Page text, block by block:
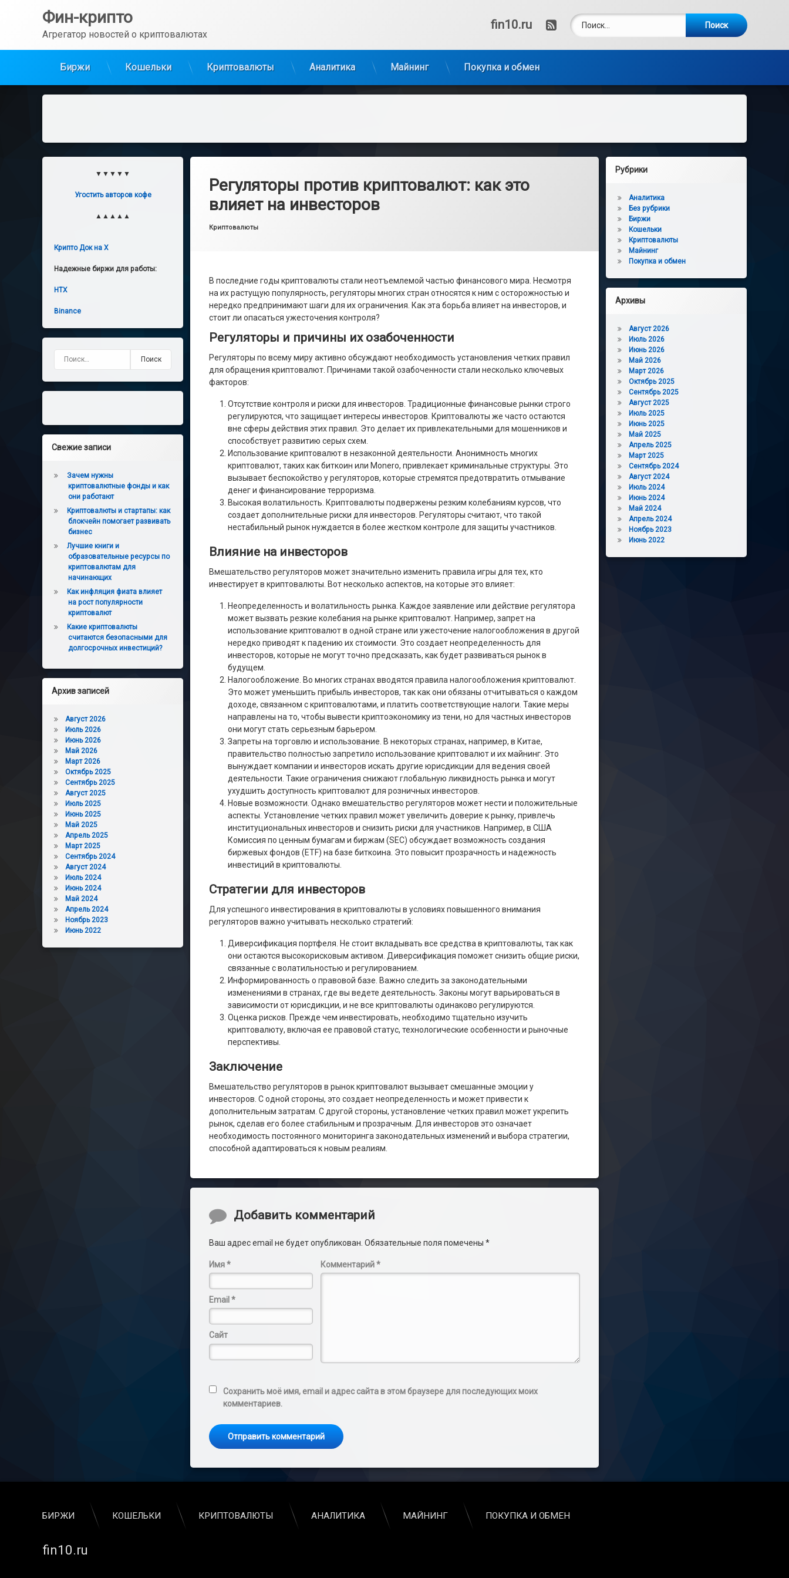
содержимому
Фин-крипто
Агрегатор новостей о криптовалютах
Тел:
fin10.ru RSSНайти:
Биржи Кошельки Криптовалюты Аналитика Майнинг Покупка и обмен
Регуляторы против криптовалют: как это
влияет на инвесторов
Опубликовано
от
Рубрики:
Криптовалюты
В последние годы криптовалюты стали неотъемлемой частью финансового мира. Несмотря
на их растущую популярность, регуляторы многих стран относятся к ним с осторожностью и
нередко предпринимают шаги для их ограничения. Как эта борьба влияет на инвесторов, и
стоит ли опасаться ужесточения контроля?
Регуляторы и причины их озабоченности
Регуляторы по всему миру активно обсуждают необходимость установления четких правил
для обращения криптовалют. Причинами такой озабоченности стали несколько ключевых
факторов:
Отсутствие контроля и риски для инвесторов. Традиционные финансовые рынки строго
регулируются, что защищает интересы инвесторов. Криптовалюты же часто остаются
вне сферы действия этих правил. Это делает их привлекательными для мошенников и
способствует развитию серых схем.
Использование криптовалют в незаконной деятельности. Анонимность многих
криптовалют, таких как биткоин или Monero, привлекает криминальные структуры. Это
вызывает беспокойство у регуляторов, которые стремятся предотвратить отмывание
денег и финансирование терроризма.
Высокая волатильность. Криптовалюты подвержены резким колебаниям курсов, что
создает дополнительные риски для инвесторов. Регуляторы считают, что такой
нестабильный рынок нуждается в более жестком контроле для защиты участников.
Влияние на инвесторов
Вмешательство регуляторов может значительно изменить правила игры для тех, кто
инвестирует в криптовалюты. Вот несколько аспектов, на которые это влияет:
Неопределенность и волатильность рынка. Каждое заявление или действие регулятора
может вызвать резкие колебания на рынке криптовалют. Например, запрет на
использование криптовалют в одной стране или ужесточение налогообложения в другой
нередко приводят к падению их стоимости. Это создает неопределенность для
инвесторов, которые не могут точно предсказать, как будет развиваться рынок в
будущем.
Налогообложение. Во многих странах вводятся правила налогообложения криптовалют.
Это может уменьшить прибыль инвесторов, так как они обязаны отчитываться о каждом
доходе, связанном с криптовалютами, и платить соответствующие налоги. Такие меры
направлены на то, чтобы вывести криптоэкономику из тени, но для частных инвесторов
они могут стать серьезным барьером.
Запреты на торговлю и использование. В некоторых странах, например, в Китае,
правительство полностью запретило использование криптовалют и их майнинг. Это
вынуждает компании и инвесторов искать другие юрисдикции для ведения своей
деятельности. Такие ограничения снижают глобальную ликвидность рынка и могут
ухудшить доступность криптовалют для розничных инвесторов.
Новые возможности. Однако вмешательство регуляторов может нести и положительные
аспекты. Установление четких правил может увеличить доверие к рынку, привлечь
институциональных инвесторов и снизить риски для участников. Например, в США
Комиссия по ценным бумагам и биржам (SEC) обсуждает возможность создания
биржевых фондов (ETF) на базе биткоина. Это повысит прозрачность и надежность
инвестиций в криптовалюты.
Стратегии для инвесторов
Для успешного инвестирования в криптовалюты в условиях повышенного внимания
регуляторов важно учитывать несколько стратегий:
Диверсификация портфеля. Не стоит вкладывать все средства в криптовалюты, так как
они остаются высокорисковым активом. Диверсификация поможет снизить общие риски,
связанные с волатильностью и регулированием.
Информированность о правовой базе. Важно следить за законодательными
изменениями в странах, где вы ведете деятельность. Законы могут варьироваться в
зависимости от юрисдикции, и не все криптовалюты одинаково регулируются.
Оценка рисков. Прежде чем инвестировать, необходимо тщательно изучить
криптовалюту, включая ее правовой статус, технологические особенности и рыночные
перспективы.
Заключение
Вмешательство регуляторов в рынок криптовалют вызывает смешанные эмоции у
инвесторов. С одной стороны, это создает неопределенность и может привести к
дополнительным затратам. С другой стороны, установление четких правил может укрепить
рынок, сделав его более стабильным и прозрачным. Для инвесторов это означает
необходимость постоянного мониторинга законодательных изменений и выбора стратегии,
способной адаптироваться к новым реалиям.
Комментарии
Добавить комментарий
Ваш адрес email не будет опубликован. Обязательные поля помечены *
Комментарий*
Имя*
Email *
Сайт
Сохранить моё имя, email и адрес сайта в этом браузере для последующих моих
комментариев.
▼▼▼▼▼
Угостить авторов кофе
▲▲▲▲▲
Крипто Док на X
Надежные биржи для работы:
HTX
Binance
Свежие записи
Зачем нужны
криптовалютные фонды и как
они работают
Криптовалюты и стартапы: как
блокчейн помогает развивать
бизнес
Лучшие книги и
образовательные ресурсы по
криптовалютам для
начинающих
Как инфляция фиата влияет
на рост популярности
криптовалют
Какие криптовалюты
считаются безопасными для
долгосрочных инвестиций?
Архив записей
Август 2026
Июль 2026
Июнь 2026
Май 2026
Март 2026
Октябрь 2025
Сентябрь 2025
Август 2025
Июль 2025
Июнь 2025
Май 2025
Апрель 2025
Март 2025
Сентябрь 2024
Август 2024
Июль 2024
Июнь 2024
Май 2024
Апрель 2024
Ноябрь 2023
Июнь 2022
Рубрики
Аналитика
Без рубрики
Биржи
Кошельки
Криптовалюты
Майнинг
Покупка и обмен
Архивы
Август 2026
Июль 2026
Июнь 2026
Май 2026
Март 2026
Октябрь 2025
Сентябрь 2025
Август 2025
Июль 2025
Июнь 2025
Май 2025
Апрель 2025
Март 2025
Сентябрь 2024
Август 2024
Июль 2024
Июнь 2024
Май 2024
Апрель 2024
Ноябрь 2023
Июнь 2022
БИРЖИ КОШЕЛЬКИ КРИПТОВАЛЮТЫ АНАЛИТИКА МАЙНИНГ ПОКУПКА И ОБМЕН
Тел:
fin10.ru